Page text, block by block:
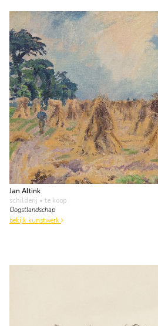
Jan Altink
schilderij • te koop
Oogstlandschap
bekijk kunstwerk